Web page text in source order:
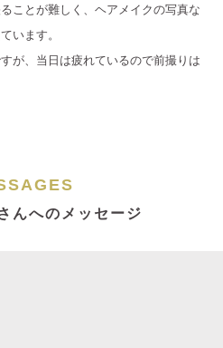
ことが難しく、ヘアメイクの写真な
います。
が、当日は疲れているので前撮りは
んへのメッセージ